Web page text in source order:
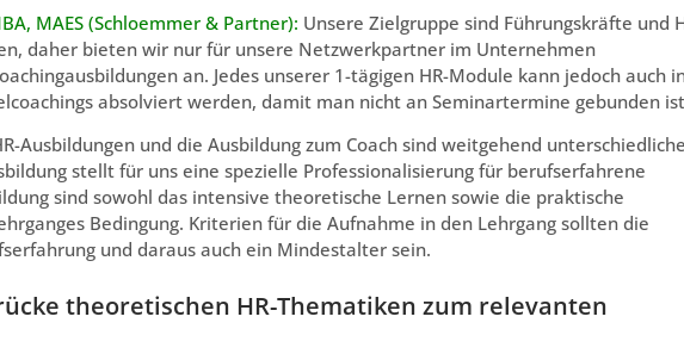
MAES (Schloemmer & Partner): Unsere Zielgruppe sind Führungskräfte und
daher bieten wir nur für unsere Netzwerkpartner im Unternehmen
an. Jedes unserer 1-tägigen HR-Module kann jedoch auch
absolviert werden, damit man nicht an Seminartermine gebunden
Ausbildungen und die Ausbildung zum Coach sind weitgehend unterschiedliche
stellt für uns eine spezielle Professionalisierung für berufserfahrene
sind sowohl das intensive theoretische Lernen sowie die praktische
Bedingung. Kriterien für die Aufnahme in den Lehrgang sollten die
und daraus auch ein Mindestalter sein.
theoretischen HR-Thematiken zum relevanten